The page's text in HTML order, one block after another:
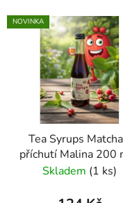
NOVINKA
Tea Syrups
příchutí Malina 200
Oxalis
Skladem (1 ks)